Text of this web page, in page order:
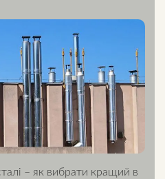
– як вибрати кращий в